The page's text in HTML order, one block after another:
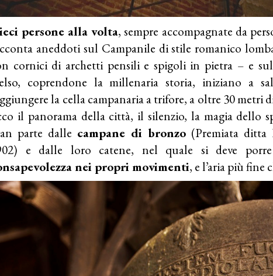
persone alla volta, sempre accompagnate da
aneddoti sul Campanile di stile romanico
cornici di archetti pensili e spigoli in pietra – e
coprendone la millenaria storia, iniziano a
la cella campanaria a trifore, a oltre 30 metri
il panorama della città, il silenzio, la magia dello
parte dalle campane di bronzo(Premiata ditta
e dalle loro catene, nel quale si deve
nei propri movimenti, e l’aria più fine